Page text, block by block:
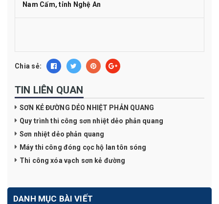
Nam Cấm, tỉnh Nghệ An
Chia sẻ:
TIN LIÊN QUAN
SƠN KẺ ĐƯỜNG DẺO NHIỆT PHẢN QUANG
Quy trình thi công sơn nhiệt dẻo phản quang
Sơn nhiệt dẻo phản quang
Máy thi công đóng cọc hộ lan tôn sóng
Thi công xóa vạch sơn kẻ đường
DANH MỤC BÀI VIẾT